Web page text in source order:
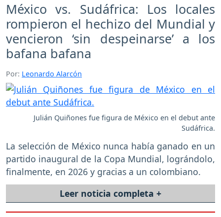
México vs. Sudáfrica: Los locales
rompieron el hechizo del Mundial y
vencieron ‘sin despeinarse’ a los
bafana bafana
Por: Leonardo Alarcón
Julián Quiñones fue figura de México en el debut ante
Sudáfrica.
La selección de México nunca había ganado en un
partido inaugural de la Copa Mundial, lográndolo,
finalmente, en 2026 y gracias a un colombiano.
Leer noticia completa +